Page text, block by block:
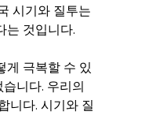
시기와 질투는
는 것입니다.
게 극복할 수 있
니다. 우리의
니다. 시기와 질